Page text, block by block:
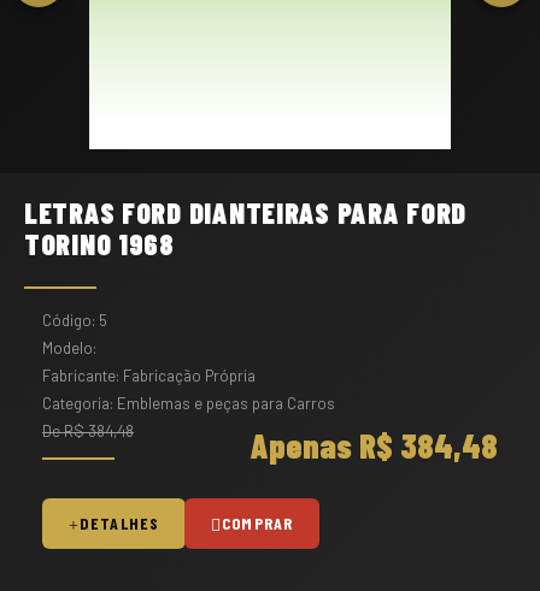
LETRAS FORD DIANTEIRAS PARA FORD
TORINO 1968
Código: 5
Modelo:
Fabricante: Fabricação Própria
Categoria: Emblemas e peças para Carros
De R$ 384,48
Apenas R$ 384,48
DETALHES COMPRAR